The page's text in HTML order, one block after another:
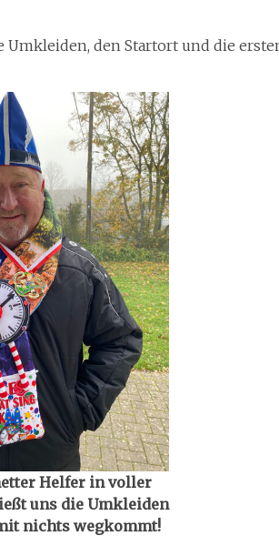
Umkleiden, den Startort und die
Helfer in voller
uns die Umkleiden
nichts wegkommt!